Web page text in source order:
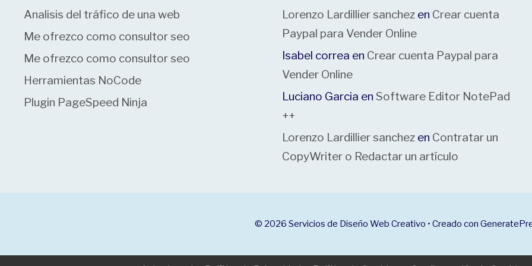
Analisis del tráfico de una web
Me ofrezco como consultor seo
Me ofrezco como consultor seo
Herramientas NoCode
Plugin PageSpeed Ninja
Lorenzo Lardillier sanchezen Crear cuenta
Paypal para Vender Online
Isabel correa en Crear cuenta Paypal para
Vender Online
Luciano Garcia en Software Editor NotePad
++
Lorenzo Lardillier sanchezen Contratar un
CopyWriter o Redactar un artículo
© 2026 Servicios de Diseño Web Creativo • Creado con